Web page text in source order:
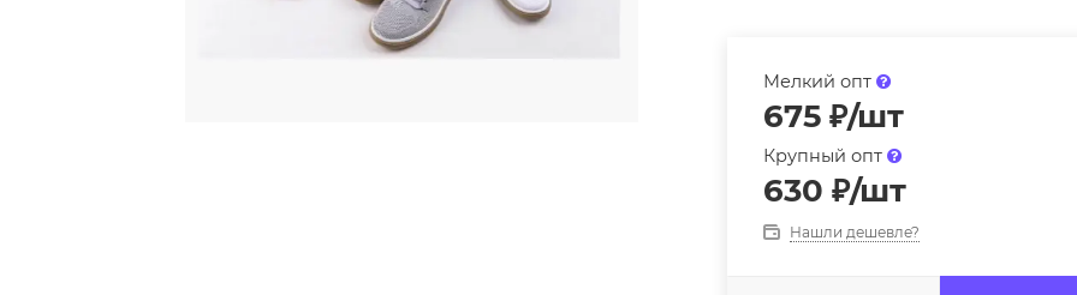
Мелкий опт
675 ₽/шт
Крупный опт
630 ₽/шт
Нашли дешевле?